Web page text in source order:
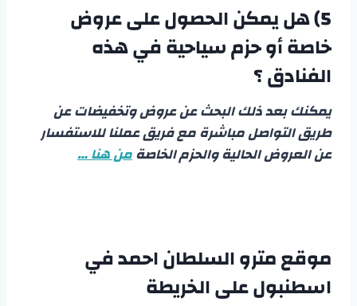
5) هل يمكن الحصول على عروض
خاصة أو حزم سياحية في هذه
الفنادق ؟
يمكنك بعد ذلك البحث عن عروض وتخفيضات عن
طريق التواصل مباشرة مع فريق عملنا للاستفسار
عن العروض الحالية والحزم الخاصةمن هنا …
موقع مترو السلطان احمد في
اسطنبول على الخريطة